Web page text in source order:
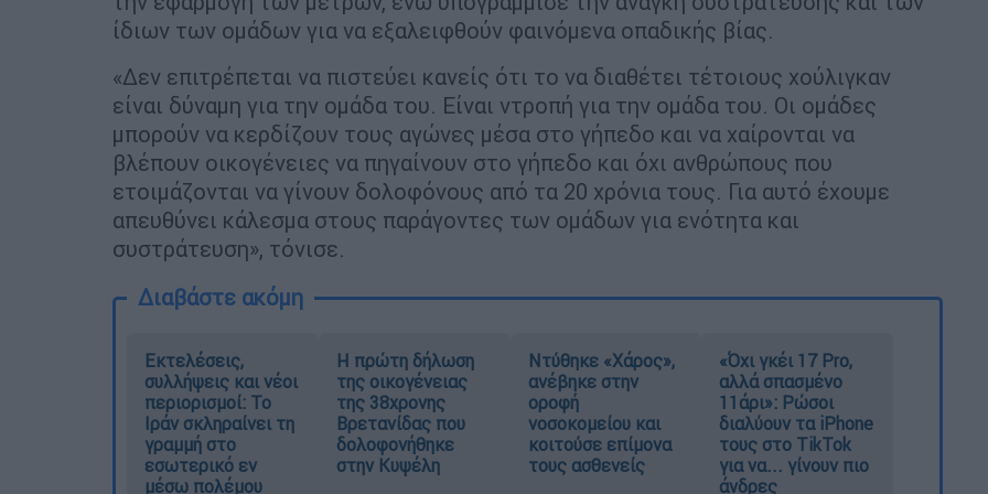
ίδιων των ομάδων για να εξαλειφθούν φαινόμενα οπαδικής βίας.
«Δεν επιτρέπεται να πιστεύει κανείς ότι το να διαθέτει τέτοιους χούλιγκαν
είναι δύναμη για την ομάδα του. Είναι ντροπή για την ομάδα του. Οι ομάδες
μπορούν να κερδίζουν τους αγώνες μέσα στο γήπεδο και να χαίρονται να
βλέπουν οικογένειες να πηγαίνουν στο γήπεδο και όχι ανθρώπους που
ετοιμάζονται να γίνουν δολοφόνους από τα 20 χρόνια τους. Για αυτό έχουμε
απευθύνει κάλεσμα στους παράγοντες των ομάδων για ενότητα και
συστράτευση», τόνισε.
Διαβάστε ακόμη
Εκτελέσεις,
συλλήψεις και νέοι
περιορισμοί: Το
Ιράν σκληραίνει τη
γραμμή στο
εσωτερικό εν
μέσω πολέμου
Η πρώτη δήλωση
της οικογένειας
της 38χρονης
Βρετανίδας που
δολοφονήθηκε
στην Κυψέλη
Ντύθηκε «Χάρος»,
ανέβηκε στην
οροφή
νοσοκομείου και
κοιτούσε επίμονα
τους ασθενείς
«Όχι γκέι 17 Pro,
αλλά σπασμένο
11άρι»: Ρώσοι
διαλύουν τα iPhone
τους στο TikTok
για να... γίνουν πιο
άνδρες